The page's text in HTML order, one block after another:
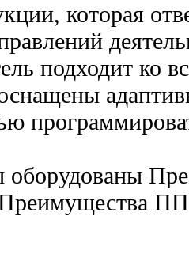
которая
подходит ко